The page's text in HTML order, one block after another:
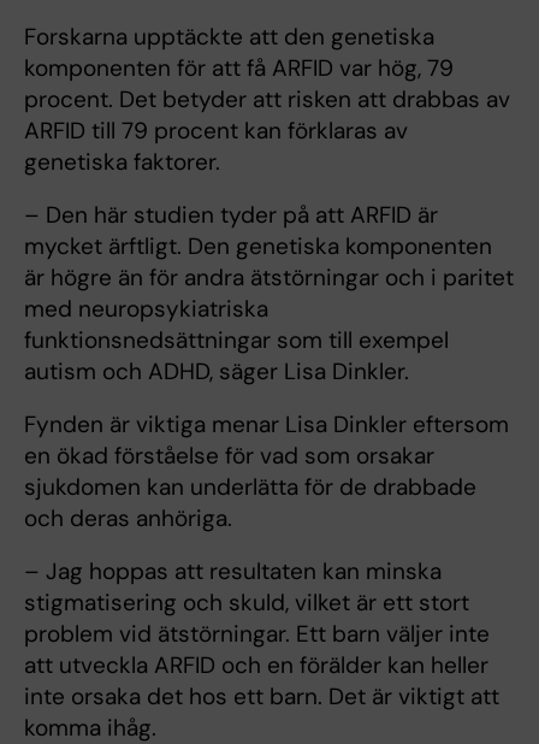
Forskarna upptäckte att den genetiska
komponenten för att få ARFID var hög, 79
procent. Det betyder att risken att drabbas av
ARFID till 79 procent kan förklaras av
genetiska faktorer.
– Den här studien tyder på att ARFID är
mycket ärftligt. Den genetiska komponenten
är högre än för andra ätstörningar och i paritet
med neuropsykiatriska
funktionsnedsättningar som till exempel
autism och ADHD, säger Lisa Dinkler.
Fynden är viktiga menar Lisa Dinkler eftersom
en ökad förståelse för vad som orsakar
sjukdomen kan underlätta för de drabbade
och deras anhöriga.
– Jag hoppas att resultaten kan minska
stigmatisering och skuld, vilket är ett stort
problem vid ätstörningar. Ett barn väljer inte
att utveckla ARFID och en förälder kan heller
inte orsaka det hos ett barn. Det är viktigt att
komma ihåg.